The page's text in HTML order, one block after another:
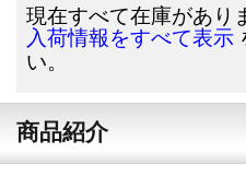
現在すべて在庫があり
入荷情報をすべて表示
い。
商品紹介